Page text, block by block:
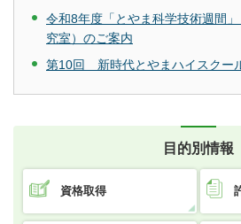
令和8年度「とやま科学技術週間
究室）のご案内
第10回 新時代とやまハイスクー
目的別情報
資格取得